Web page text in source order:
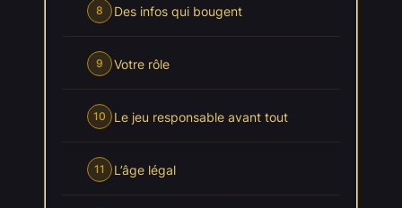
8 Des infos qui bougent
9 Votre rôle
10 Le jeu responsable avant tout
11 L’âge légal